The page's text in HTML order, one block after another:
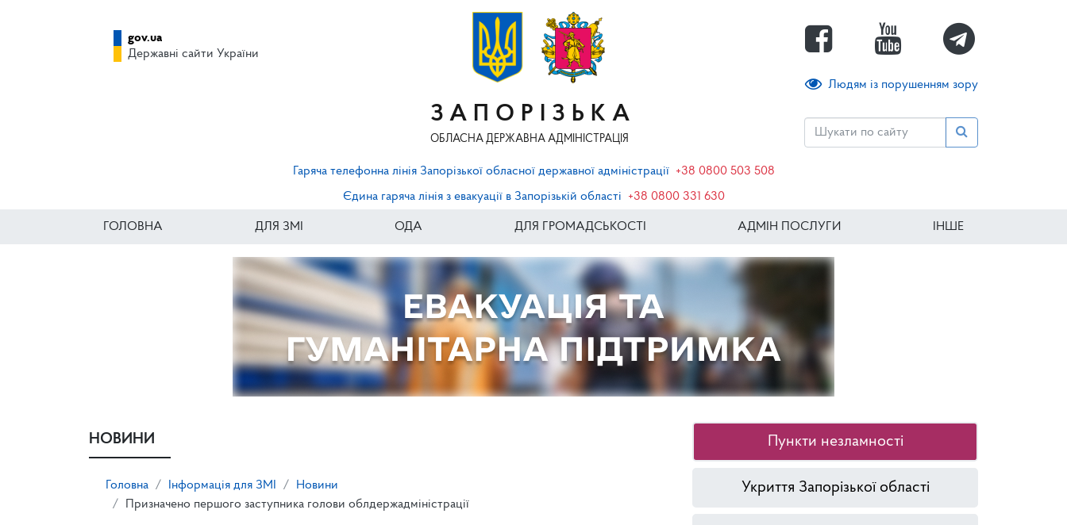
ЗАПОРІЗЬКА
ОБЛАСНА ДЕРЖАВНА АДМІНІСТРАЦІЯ
Людям із порушенням зору
gov.ua
Державні сайти України
Гаряча телефонна лінія Запорізької обласної державної адміністрації +38 0800 503 508
Єдина гаряча лінія з евакуації в Запорізькій області
+38 0800 331 630
ГОЛОВНА ДЛЯ ЗМІ ОДА ДЛЯ ГРОМАДСЬКОСТІ АДМІН ПОСЛУГИ ІНШЕ
НОВИНИ
Головна Інформація для ЗМІ
Новини
Призначено першого заступника голови облдержадміністрації
Пункти незламності
Укриття Запорізької області